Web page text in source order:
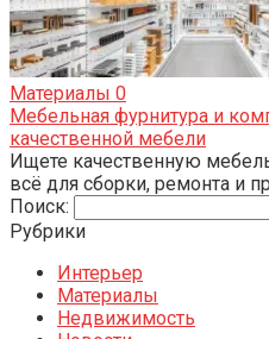
Материалы 0
Мебельная фурнитура и
качественной мебели
Ищете качественную
всё для сборки, ремонта и
Поиск:
Рубрики
Интерьер
Материалы
Недвижимость